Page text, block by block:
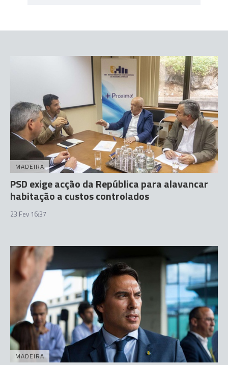
MADEIRA
PSD exige acção da República para alavancar
habitação a custos controlados
23 Fev 16:37
MADEIRA